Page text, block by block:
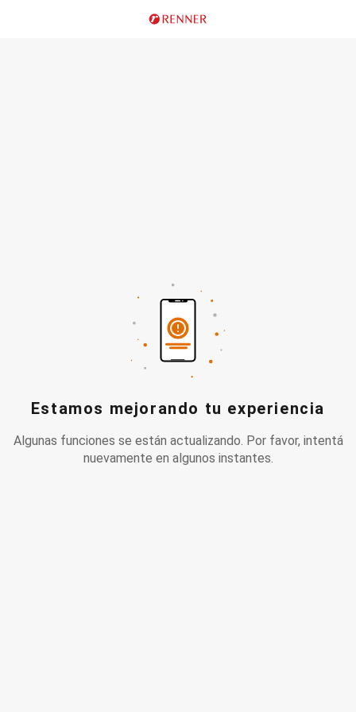
Estamos mejorando tu experiencia
Algunas funciones se están actualizando. Por favor, intentá
nuevamente en algunos instantes.